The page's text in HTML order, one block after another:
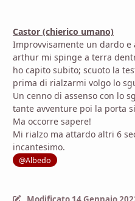
Castor (chierico umano)
Improvvisamente un dardo
arthur mi spinge a terra
ho capito subito; scuoto la
prima di rialzarmi volgo lo
Un cenno di assenso con lo
tante avventure poi la porta
Ma occorre sapere!
Mi rialzo ma attardo altri 6
incantesimo.
@Albedo